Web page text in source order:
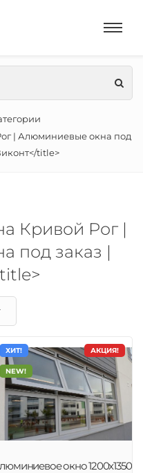
| Алюминиевые окна под
title>
Кривой Рог |
под заказ |
АКЦИЯ!
ХИТ!
NEW!
окно 1200x1350